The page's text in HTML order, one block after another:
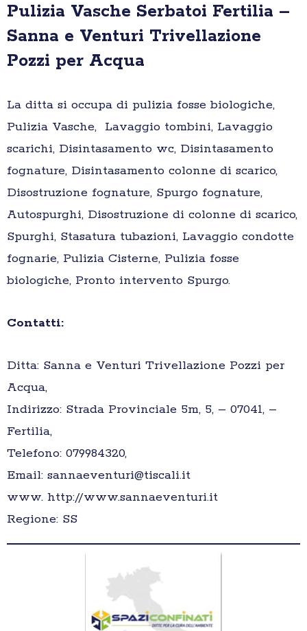
Pulizia Vasche Serbatoi Fertilia –
Sanna e Venturi Trivellazione
Pozzi per Acqua
La ditta si occupa di pulizia fosse biologiche,
Pulizia Vasche, Lavaggio tombini, Lavaggio
scarichi, Disintasamento wc, Disintasamento
fognature, Disintasamento colonne di scarico,
Disostruzione fognature, Spurgo fognature,
Autospurghi, Disostruzione di colonne di scarico,
Spurghi, Stasatura tubazioni, Lavaggio condotte
fognarie, Pulizia Cisterne, Pulizia fosse
biologiche, Pronto intervento Spurgo.
Contatti:
Ditta: Sanna e Venturi Trivellazione Pozzi per
Acqua,
Indirizzo: Strada Provinciale 5m, 5, – 07041, –
Fertilia,
Telefono: 079984320,
Email: sannaeventuri@tiscali.it
www. http://www.sannaeventuri.it
Regione: SS